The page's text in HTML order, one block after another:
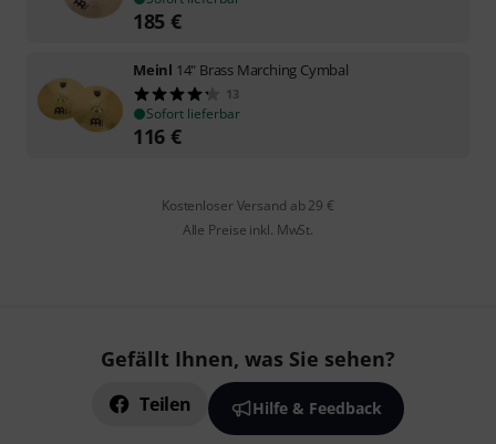
185 €
Meinl 14" Brass Marching Cymbal
13
Sofort lieferbar
116 €
Kostenloser Versand ab 29 €
Alle Preise inkl. MwSt.
Gefällt Ihnen, was Sie sehen?
Teilen Hilfe & Feedback